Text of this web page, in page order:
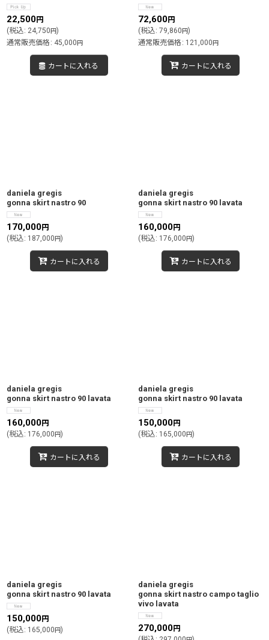
22,500円
(税込: 24,750円)
通常販売価格 : 45,000円
カートに入れる
72,600円
(税込: 79,860円)
通常販売価格 : 121,000円
カートに入れる
daniela gregis
gonna skirt nastro 90
170,000円
(税込: 187,000円)
カートに入れる
daniela gregis
gonna skirt nastro 90 lavata
160,000円
(税込: 176,000円)
カートに入れる
daniela gregis
gonna skirt nastro 90 lavata
160,000円
(税込: 176,000円)
カートに入れる
daniela gregis
gonna skirt nastro 90 lavata
150,000円
(税込: 165,000円)
カートに入れる
daniela gregis
gonna skirt nastro 90 lavata
150,000円
(税込: 165,000円)
daniela gregis
gonna skirt nastro campo taglio
vivo lavata
270,000円